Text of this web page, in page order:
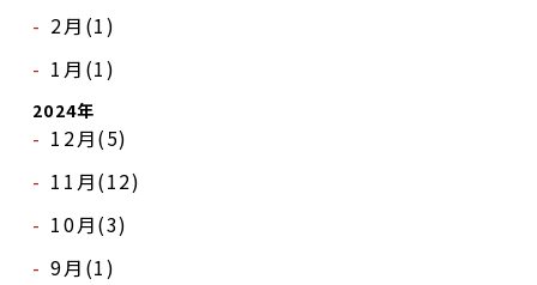
2月(1)
1月(1)
2024年
12月(5)
11月(12)
10月(3)
9月(1)